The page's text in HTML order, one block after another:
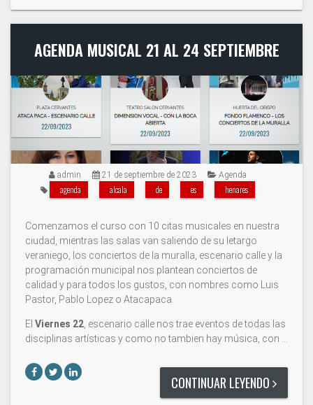
AGENDA MUSICAL 21 AL 24 SEPTIEMBRE
admin 21 de septiembre de 2023 Agenda
agenda alcala de es henares
Comenzamos el curso con 10 citas musicales en nuestra
ciudad, mientras las salas van saliendo de su letargo
veraniego, los conciertos de la muralla, escenario calle y la
programación municipal nos plantean conciertos de
calidad y para todos los gustos, con nombres como Luis
Pastor, Pablo Lopez o Atacapaca.
El Viernes 22 , escenario calle nos trae eventos de todas las
disciplinas artísticas y como no tambien hay música, con …
CONTINUAR LEYENDO